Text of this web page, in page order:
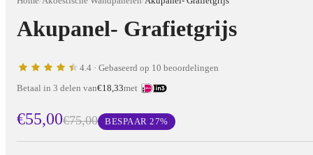
Akupanel- Grafietgrijs
4.4 · Gebaseerd op 10 beoordelingen
Betaal in 3 delen van€18,33met
€55,00€75,00 BESPAAR27%